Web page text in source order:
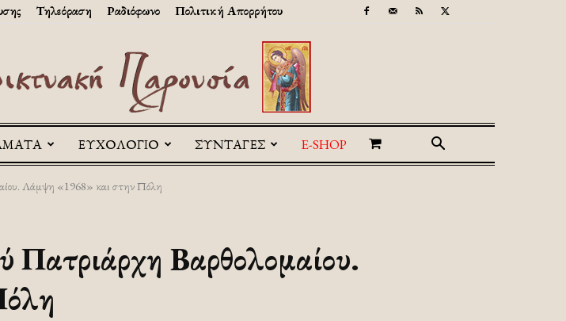
Τηλεόραση Ραδιόφωνο Πολιτική Απορρήτου
Askitikon
ΕΥΧΟΛΟΓΙΟ ΣΥΝΤΑΓΕΣ E-SHOP
Λάμψη «1968» και στην Πόλη
Πατριάρχη Βαρθολομαίου.